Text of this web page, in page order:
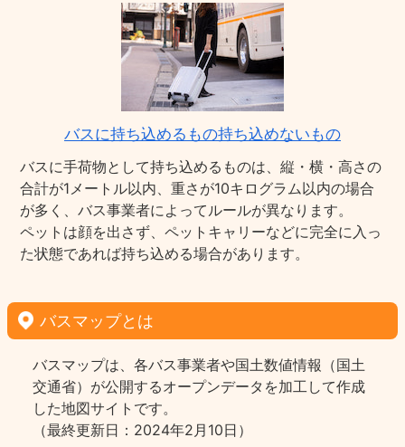
バスに持ち込めるもの持ち込めないもの
バスに手荷物として持ち込めるものは、縦・横・高さの
合計が1メートル以内、重さが10キログラム以内の場合
が多く、バス事業者によってルールが異なります。
ペットは顔を出さず、ペットキャリーなどに完全に入っ
た状態であれば持ち込める場合があります。
バスマップとは
バスマップは、各バス事業者や国土数値情報（国土
交通省）が公開するオープンデータを加工して作成
した地図サイトです。
（最終更新日：2024年2月10日）